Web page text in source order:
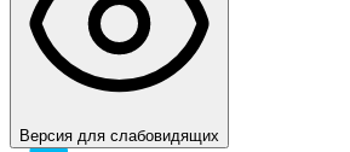
Версия для слабовидящих